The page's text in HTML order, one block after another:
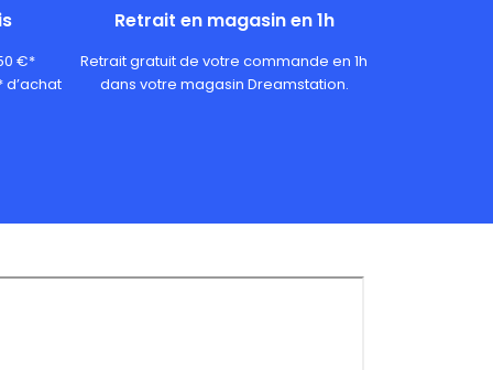
€*
d’achat
Retrait en magasin en 1h
Retrait gratuit de votre commande en 1h
dans votre magasin Dreamstation.